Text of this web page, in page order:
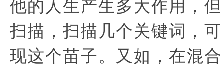
扫描，扫描几个关键词，
现这个苗子。又如，在混